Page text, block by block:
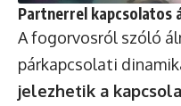
Partnerrel kapcsolatos
A fogorvosról szóló
párkapcsolati
jelezhetik a